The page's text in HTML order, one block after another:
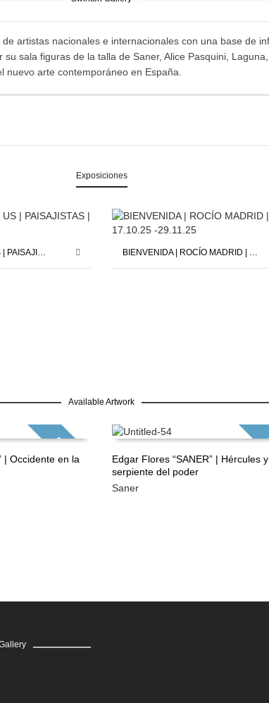
artistas nacionales e internacionales con una base de
sala figuras de la talla de Saner, Alice Pasquini,
arte contemporáneo en España.
Exposiciones
Available Artwork
GRATIS
| Occidente en la
LEER MÁS
Edgar Flores “SANER” | Hércules
serpiente del poder
Saner